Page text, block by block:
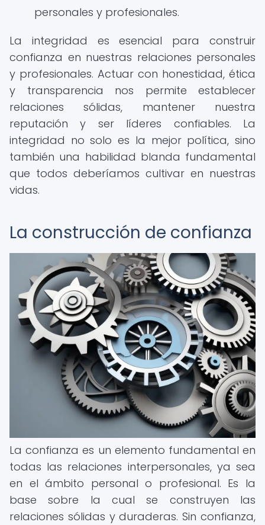
personales y profesionales.
La integridad es esencial para construir
confianza en nuestras relaciones personales
y profesionales. Actuar con honestidad, ética
y transparencia nos permite establecer
relaciones sólidas, mantener nuestra
reputación y ser líderes confiables. La
integridad no solo es la mejor política, sino
también una habilidad blanda fundamental
que todos deberíamos cultivar en nuestras
vidas.
La construcción de confianza
La confianza es un elemento fundamental en
todas las relaciones interpersonales, ya sea
en el ámbito personal o profesional. Es la
base sobre la cual se construyen las
relaciones sólidas y duraderas. Sin confianza,